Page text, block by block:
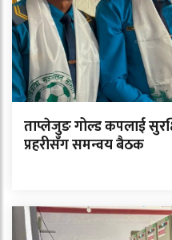
ताप्लेजुङ गोल्ड कपलाई
प्रहरीसँग समन्वय बैठक